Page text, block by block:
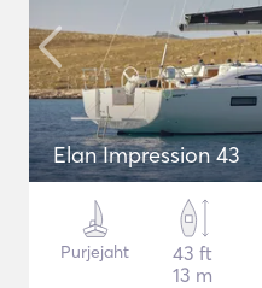
Elan Impression 43
Purjejaht
43 ft
13 m